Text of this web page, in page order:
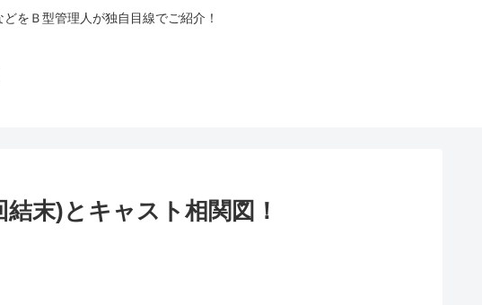
をＢ型管理人が独自目線でご紹介！
末)とキャスト相関図！